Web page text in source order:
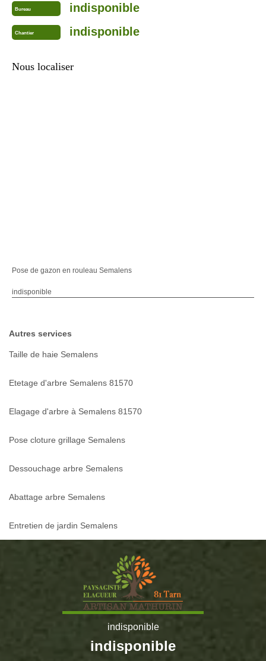
Bureau indisponible
Chantier indisponible
Nous localiser
Pose de gazon en rouleau Semalens
indisponible
Autres services
Taille de haie Semalens
Etetage d'arbre Semalens 81570
Elagage d'arbre à Semalens 81570
Pose cloture grillage Semalens
Dessouchage arbre Semalens
Abattage arbre Semalens
Entretien de jardin Semalens
indisponible
indisponible